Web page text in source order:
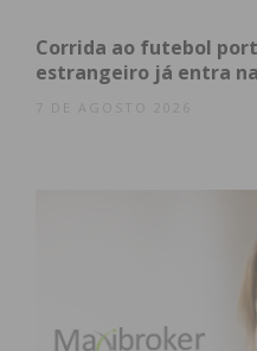
Eu li e
Corrida ao futebol
estrangeiro já entra
7 DE AGOSTO 2026